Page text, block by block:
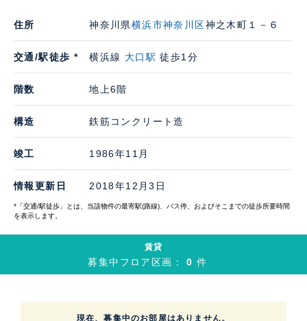
住所 神奈川県横浜市神奈川区神之木町１－６
交通/駅徒歩 * 横浜線 大口駅 徒歩1分
階数 地上6階
構造 鉄筋コンクリート造
竣工 1986年11月
情報更新日 2018年12月3日
*「交通/駅徒歩」とは、当該物件の最寄駅(路線)、バス停、およびそこまでの徒歩所要時間
を表示します。
賃貸
募集中フロア区画：0件
現在、募集中のお部屋はありません。